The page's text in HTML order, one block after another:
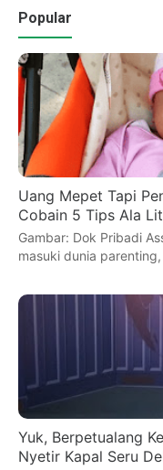
Popular
Uang Mepet Tapi
Cobain 5 Tips Ala
Gambar: Dok Pribadi
masuki dunia
Yuk, Berpetualang
Nyetir Kapal Seru